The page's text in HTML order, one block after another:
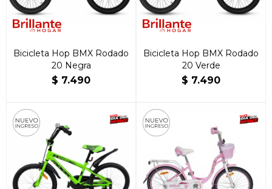
Bicicleta Hop BMX Rodado
20 Negra
$ 7.490
Bicicleta Hop BMX Rodado
20 Verde
$ 7.490